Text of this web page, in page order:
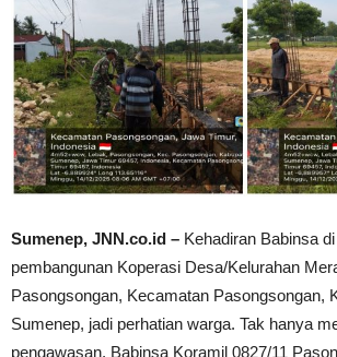
Sumenep, JNN.co.id – Kehadiran Babinsa
pembangunan Koperasi Desa/Kelurahan
Pasongsongan, Kecamatan Pasongsongan,
Sumenep, jadi perhatian warga. Tak hanya
pengawasan, Babinsa Koramil 0827/11